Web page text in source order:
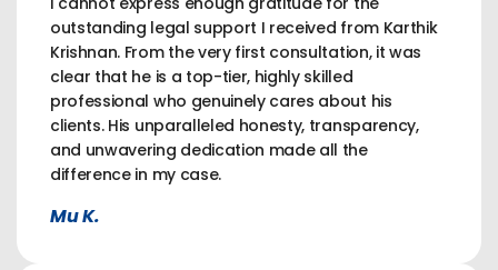
outstanding legal support I received from Karthik
Krishnan. From the very first consultation, it was
clear that he is a top-tier, highly skilled
professional who genuinely cares about his
clients. His unparalleled honesty, transparency,
and unwavering dedication made all the
difference in my case.
Mu K.